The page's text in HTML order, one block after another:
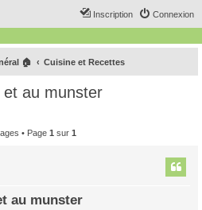
Connexion
Inscription
🏠 Cuisine et Recettes
au munster
• Page 1 sur 1
au munster